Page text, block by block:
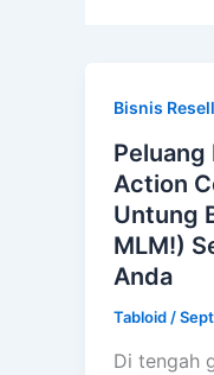
Bisnis
Action
Untung
MLM!)
Anda
Tabloid /
Di tengah